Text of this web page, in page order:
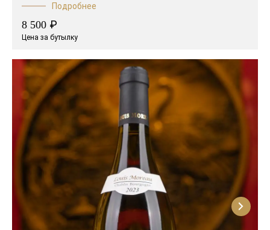
Подробнее
8 500 ₽
Цена за бутылку